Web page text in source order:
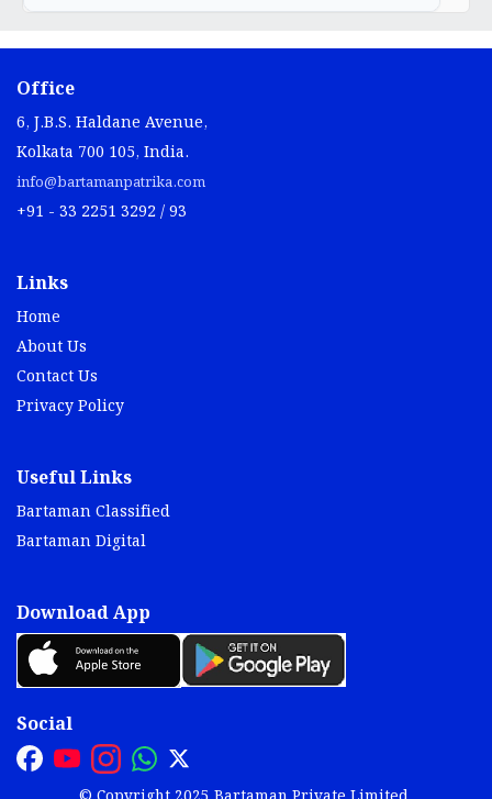
Office
6, J.B.S. Haldane Avenue,
Kolkata 700 105, India.
info@bartamanpatrika.com
+91 - 33 2251 3292 / 93
Links
Home
About Us
Contact Us
Privacy Policy
Useful Links
Bartaman Classified
Bartaman Digital
Download App
Social